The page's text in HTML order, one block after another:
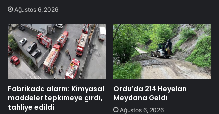
Ağustos 6, 2026
Fabrikada alarm: Kimyasal
maddeler tepkimeye girdi,
tahliye edildi
Ordu’da 214 Heyelan
Meydana Geldi
Ağustos 6, 2026